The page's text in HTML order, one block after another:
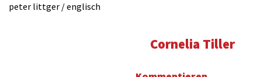
peter littger / englisch
Cornelia Tiller